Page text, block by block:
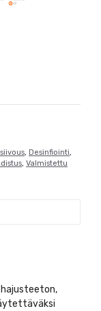
, Desinfiointi,
, Valmistettu
hajusteeton,